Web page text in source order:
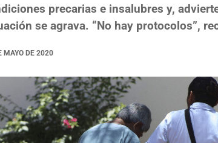
precarias e insalubres y,
se agrava. “No hay protocolos”,
MAYO DE 2020